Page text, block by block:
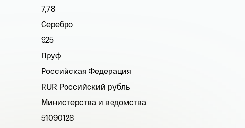
7,78
Серебро
925
Пруф
Российская Федерация
RUR Российский рубль
Министерства и ведомства
51090128